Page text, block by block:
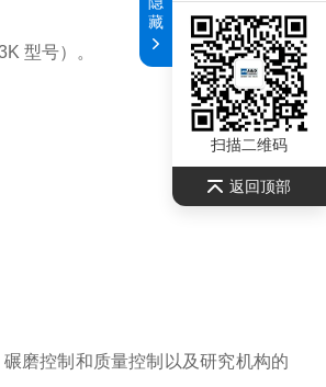
型号）。
磨控制和质量控制以及研究机构的
扫描二维码
返回顶部
藏